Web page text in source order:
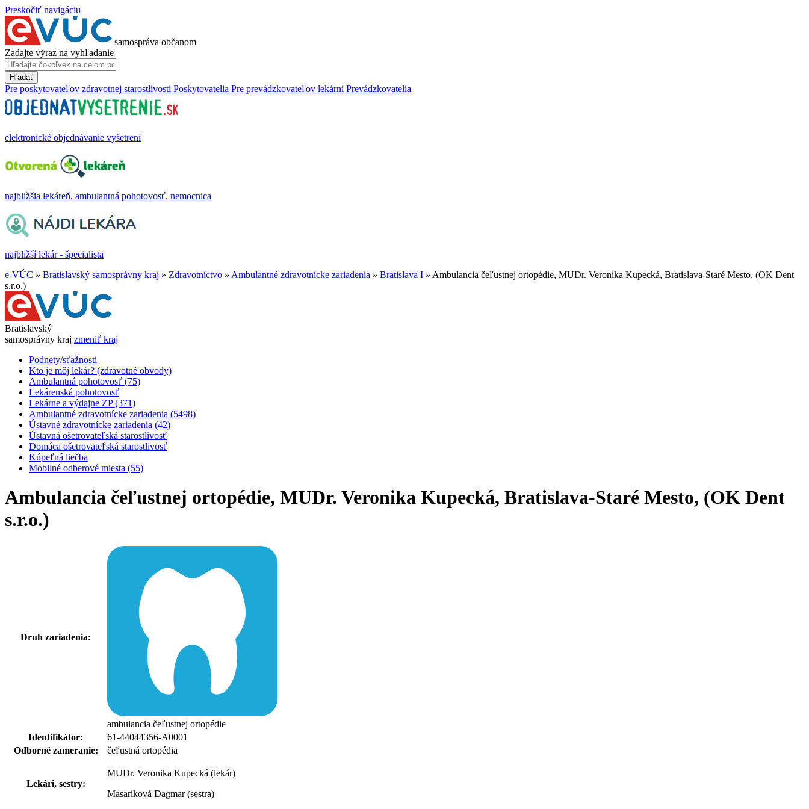
Preskočiť navigáciu
samospráva občanom
Zadajte výraz na vyhľadanie
Hľadať
Pre poskytovateľov zdravotnej starostlivosti Poskytovatelia Pre prevádzkovateľov lekární Prevádzkovatelia
elektronické objednávanie vyšetrení
najbližšia lekáreň, ambulantná pohotovosť, nemocnica
najbližší lekár - špecialista
e-VÚC » Bratislavský samosprávny kraj » Zdravotníctvo » Ambulantné zdravotnícke zariadenia » Bratislava I » Ambulancia čeľustnej ortopédie, MUDr. Veronika Kupecká, Bratislava-Staré Mesto, (OK Dent
s.r.o.)
Bratislavský
samosprávny kraj zmeniť kraj
Podnety/sťažnosti
Kto je môj lekár? (zdravotné obvody)
Ambulantná pohotovosť (75)
Lekárenská pohotovosť
Lekárne a výdajne ZP (371)
Ambulantné zdravotnícke zariadenia (5498)
Ústavné zdravotnícke zariadenia (42)
Ústavná ošetrovateľská starostlivosť
Domáca ošetrovateľská starostlivosť
Kúpeľná liečba
Mobilné odberové miesta (55)
Ambulancia čeľustnej ortopédie, MUDr. Veronika Kupecká, Bratislava-Staré Mesto, (OK Dent
s.r.o.)
Druh zariadenia:
ambulancia čeľustnej ortopédie
Identifikátor:
61-44044356-A0001
Odborné zameranie:
čeľustná ortopédia
Lekári, sestry:
MUDr. Veronika Kupecká (lekár)
Masariková Dagmar (sestra)